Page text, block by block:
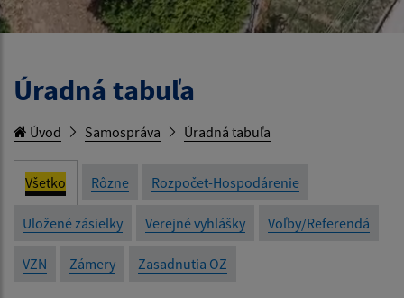
Úradná tabuľa
Úvod Samospráva Úradná tabuľa
Všetko Rôzne Rozpočet-Hospodárenie
Uložené zásielky Verejné vyhlášky Voľby/Referendá
VZN Zámery Zasadnutia OZ